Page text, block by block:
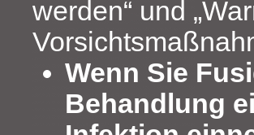
werden“ und
Wenn Sie
Behandlung